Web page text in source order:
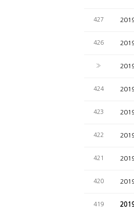
427
426
»
424
423
422
421
420
419